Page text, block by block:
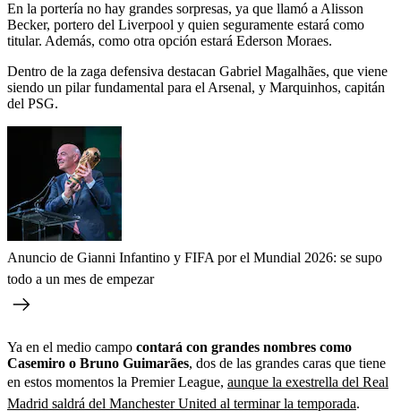
En la portería no hay grandes sorpresas, ya que llamó a Alisson
Becker, portero del Liverpool y quien seguramente estará como
titular. Además, como otra opción estará Ederson Moraes.
Dentro de la zaga defensiva destacan Gabriel Magalhães, que viene
siendo un pilar fundamental para el Arsenal, y Marquinhos, capitán
del PSG.
Anuncio de Gianni Infantino y FIFA por el Mundial 2026: se supo
todo a un mes de empezar
Ya en el medio campo contará con grandes nombres como
Casemiro o Bruno Guimarães, dos de las grandes caras que tiene
en estos momentos la Premier League, aunque la exestrella del Real
Madrid saldrá del Manchester United al terminar la temporada.